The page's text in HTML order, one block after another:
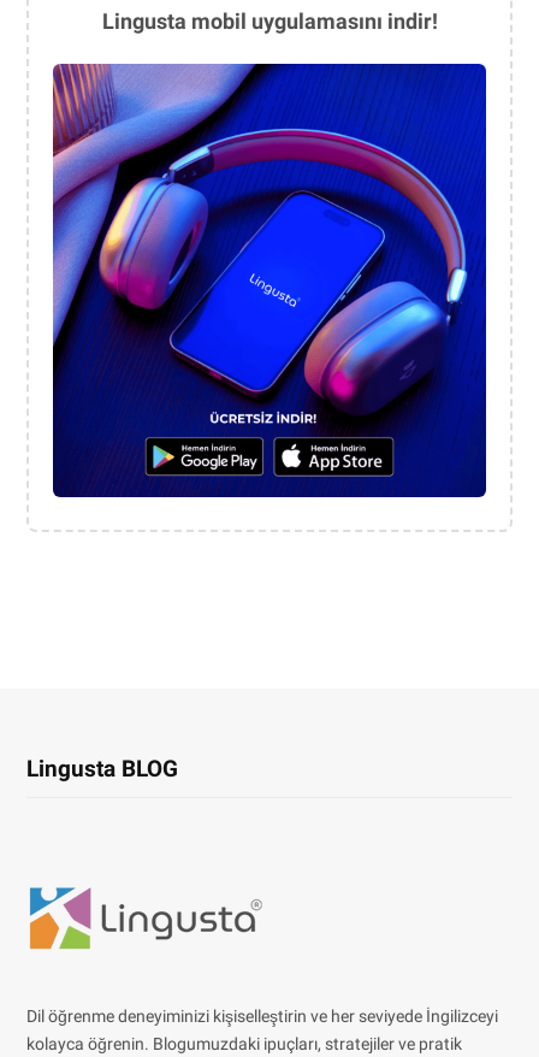
Lingusta mobil uygulamasını indir!
Lingusta BLOG
Dil öğrenme deneyiminizi kişiselleştirin ve her seviyede İngilizceyi
kolayca öğrenin. Blogumuzdaki ipuçları, stratejiler ve pratik